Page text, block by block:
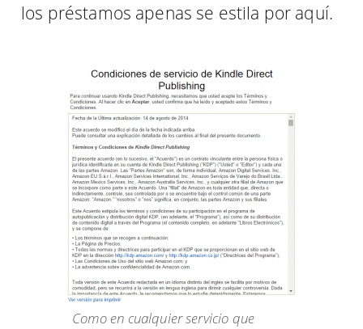
los préstamos apenas se estila por aquí.
Como en cualquier servicio que